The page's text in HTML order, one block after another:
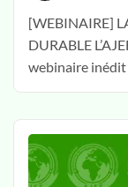
[WEBINAIRE]
DURABLE
webinaire inédit
exceptionnelle
part
[WEBINAR]